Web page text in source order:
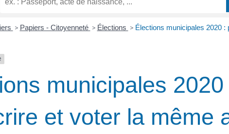
> Papiers - Citoyenneté > Élections > Élections municipales 2020
municipales
et voter la même